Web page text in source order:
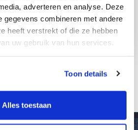
adverteren en analyse. Deze
gegevens combineren met andere
heeft verstrekt of die ze hebben
uw gebruik van hun services.
Toon details
Alles toestaan